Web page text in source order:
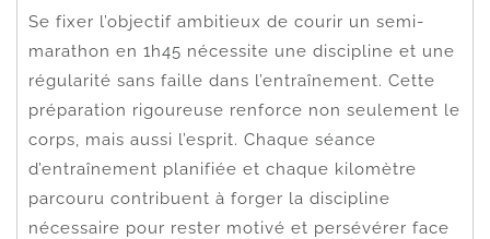
Se fixer l’objectif ambitieux de courir un semi-
marathon en 1h45 nécessite une discipline et une
régularité sans faille dans l’entraînement. Cette
préparation rigoureuse renforce non seulement le
corps, mais aussi l’esprit. Chaque séance
d’entraînement planifiée et chaque kilomètre
parcouru contribuent à forger la discipline
nécessaire pour rester motivé et persévérer face